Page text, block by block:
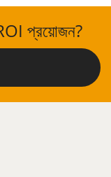
ROI প্রয়োজন?